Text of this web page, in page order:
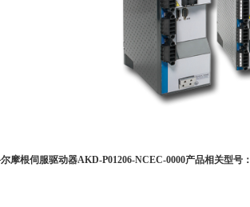
摩根伺服驱动器AKD-P01206-NCEC-0000产品相关型号：